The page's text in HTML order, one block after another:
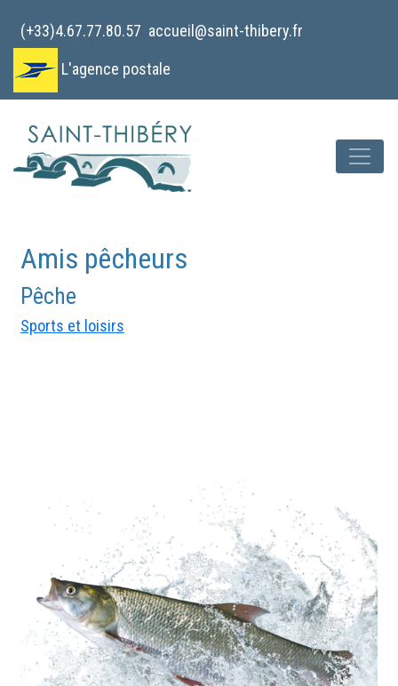
(+33)4.67.77.80.57 accueil@saint-thibery.fr
L'agence postale
Amis pêcheurs
Pêche
Sports et loisirs